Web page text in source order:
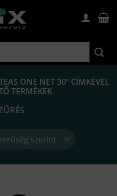
ONE NET 30” CÍMKÉVEL
TERMÉKEK